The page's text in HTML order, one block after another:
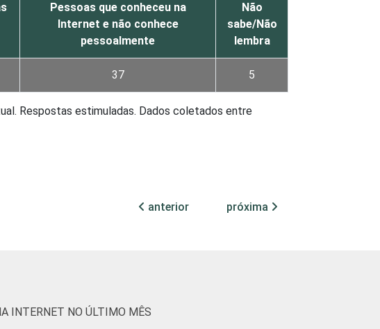
Pessoas que conheceu na
Internet e não conhece
pessoalmente
Não
sabe/Não
lembra
37 5
Respostas estimuladas. Dados coletados entre
anterior próxima
INTERNET NO ÚLTIMO MÊS